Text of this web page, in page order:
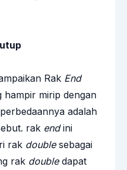
Rak End
hampir mirip dengan
adalah
rak endini
rak doublesebagai
rak doubledapat